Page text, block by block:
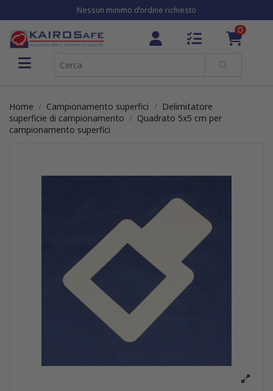
Nessun minimo d’ordine richiesto
0
Home Campionamento superfici
Delimitatore
superficie di campionamento
Quadrato 5x5 cm per
campionamento superfici